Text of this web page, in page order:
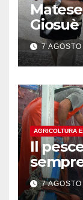
7
AGRICOLTURA
Il
in7